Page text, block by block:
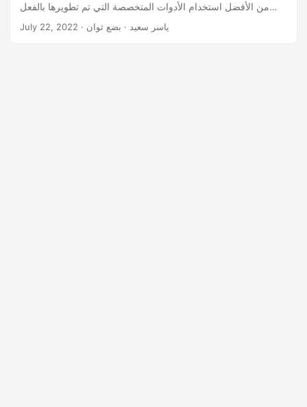
من الأفضل استخدام الأدوات المتخصصة التي تم تطويرها بالفعل
والتي توفر حلاً تحويلًا مرنًا وقابل للصيانة بسهولة لاحتياجاتك. في هذه
July 22, 2022 · ياسر سعيد · بضع ثوان